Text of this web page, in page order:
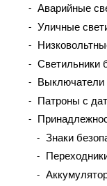
Аварийные
Уличные
Светильники
Выключатели
Патроны с
Знаки